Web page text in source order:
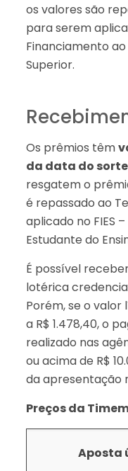
os valores são
para serem
Financiamento
Superior.
Os prêmios têm
da data do
resgatem o
é repassado ao
aplicado no FIES
Estudante do
É possível
lotérica
Porém, se o
a R$ 1.478,40, o
realizado nas
ou acima de R$
da apresentação
Preços da
Aposta